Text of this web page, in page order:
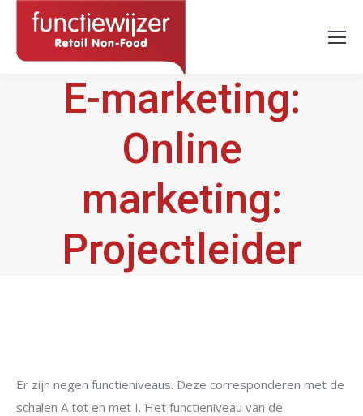
E-marketing:
Online
marketing:
Projectleider
Er zijn negen functieniveaus. Deze corresponderen met de
schalen A tot en met I. Het functieniveau van de